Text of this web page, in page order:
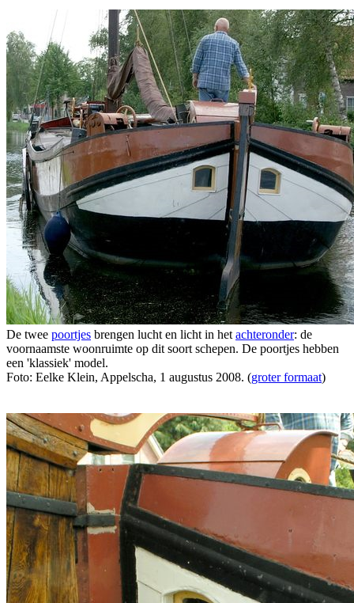
De twee poortjes brengen lucht en licht in het achteronder: de
voornaamste woonruimte op dit soort schepen. De poortjes hebben
een 'klassiek' model.
Foto: Eelke Klein, Appelscha, 1 augustus 2008. (groter formaat)